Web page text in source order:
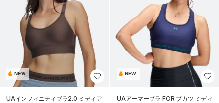
NEW
UAインフィニティブラ2.0 ミディア
NEW
UAアーマーブラ FOR ブカツ ミディ